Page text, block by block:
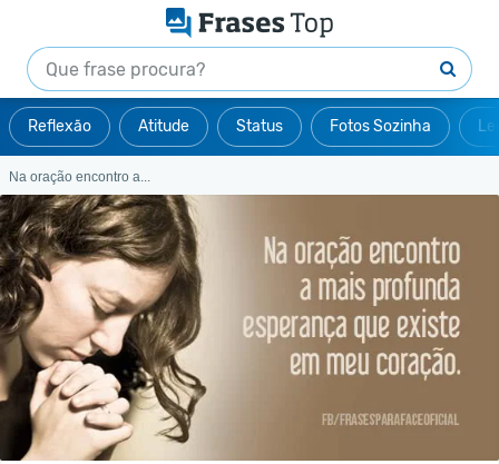
Reflexão Atitude Status Fotos Sozinha
Na oração encontro a...